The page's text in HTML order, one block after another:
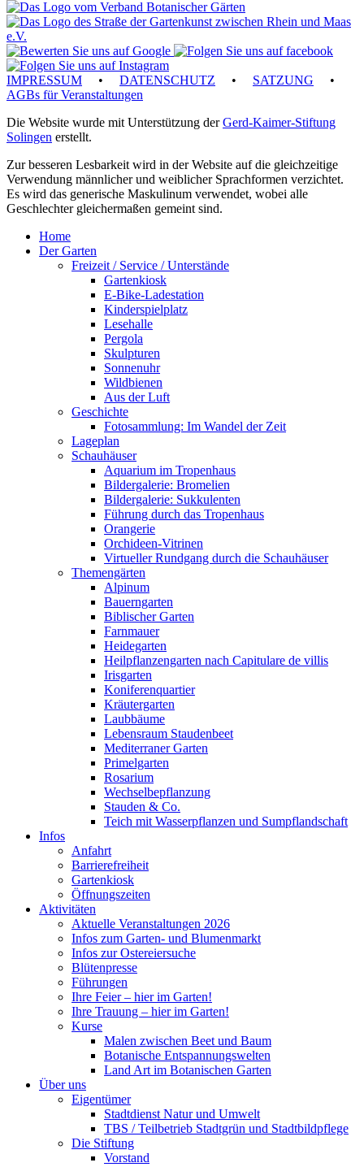
IMPRESSUM • DATENSCHUTZ • SATZUNG •
AGBs für Veranstaltungen
Die Website wurde mit Unterstützung derGerd-Kaimer-Stiftung
Solingen erstellt.
Zur besseren Lesbarkeit wird in der Website auf die gleichzeitige
Verwendung männlicher und weiblicher Sprachformen verzichtet.
Es wird das generische Maskulinum verwendet, wobei alle
Geschlechter gleichermaßen gemeint sind.
Home
Der Garten
Freizeit / Service / Unterstände
Gartenkiosk
E-Bike-Ladestation
Kinderspielplatz
Lesehalle
Pergola
Skulpturen
Sonnenuhr
Wildbienen
Aus der Luft
Geschichte
Fotosammlung: Im Wandel der Zeit
Lageplan
Schauhäuser
Aquarium im Tropenhaus
Bildergalerie: Bromelien
Bildergalerie: Sukkulenten
Führung durch das Tropenhaus
Orangerie
Orchideen-Vitrinen
Virtueller Rundgang durch die Schauhäuser
Themengärten
Alpinum
Bauerngarten
Biblischer Garten
Farnmauer
Heidegarten
Heilpflanzengarten nach Capitulare de villis
Irisgarten
Koniferenquartier
Kräutergarten
Laubbäume
Lebensraum Staudenbeet
Mediterraner Garten
Primelgarten
Rosarium
Wechselbepflanzung
Stauden & Co.
Teich mit Wasserpflanzen und Sumpflandschaft
Infos
Anfahrt
Barrierefreiheit
Gartenkiosk
Öffnungszeiten
Aktivitäten
Aktuelle Veranstaltungen 2026
Infos zum Garten- und Blumenmarkt
Infos zur Ostereiersuche
Blütenpresse
Führungen
Ihre Feier – hier im Garten!
Ihre Trauung – hier im Garten!
Kurse
Malen zwischen Beet und Baum
Botanische Entspannungswelten
Land Art im Botanischen Garten
Über uns
Eigentümer
Stadtdienst Natur und Umwelt
TBS / Teilbetrieb Stadtgrün und Stadtbildpflege
Die Stiftung
Vorstand